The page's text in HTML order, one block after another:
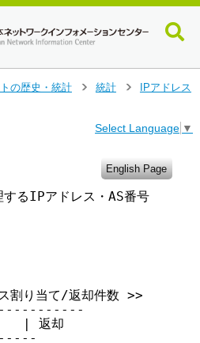
の歴史・統計
統計
IPアドレス
Select Language ▼
English Page
るIPアドレス・AS番号・IRRサ
割り当て/返却件数 >>
| 返却